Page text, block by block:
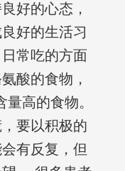
好的心态，
好的生活习
常吃的方面
酸的食物，
高的食物。
要以积极的
有反复，但